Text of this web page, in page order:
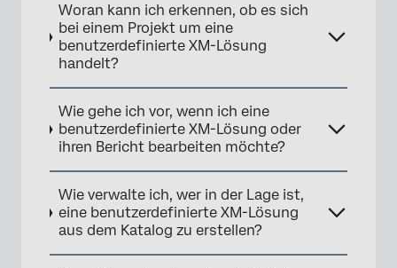
×
Woran kann ich erkennen, ob es sich
bei einem Projekt um eine
benutzerdefinierte XM-Lösung
handelt?
Wie gehe ich vor, wenn ich eine
benutzerdefinierte XM-Lösung oder
ihren Bericht bearbeiten möchte?
Wie verwalte ich, wer in der Lage ist,
eine benutzerdefinierte XM-Lösung
aus dem Katalog zu erstellen?